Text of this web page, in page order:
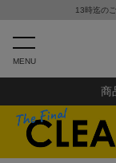
13時迄の
MENU
商